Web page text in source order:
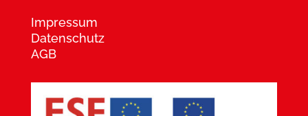
Impressum
Datenschutz
AGB